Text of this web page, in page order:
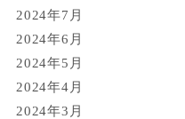
2024年7月
2024年6月
2024年5月
2024年4月
2024年3月